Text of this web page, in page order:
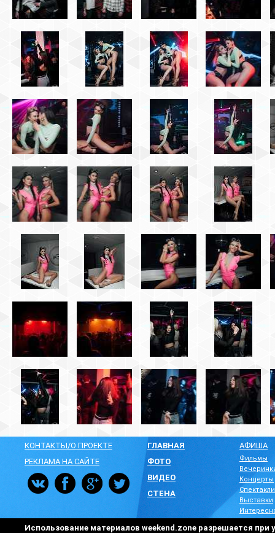
КОНТАКТЫ/О ПРОЕКТЕ
РЕКЛАМА НА САЙТЕ
ГЛАВНАЯ
ФОТО
ВИДЕО
СТЕНА
АФИША
Фильмы
Концерты
Спектакли
Выставки
Использование материалов weekend.zone разрешается